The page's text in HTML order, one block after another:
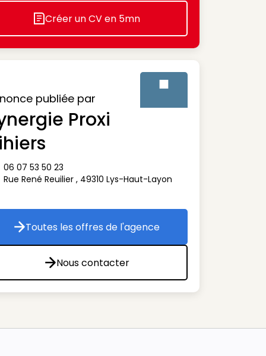
Icon decorative
Créer un CV en 5mn
publiée par
Proxi
téléphone
06 07 53 50 23
adresse
Rue René Reuilier , 49310 Lys-Haut-Layon
Toutes les offres de l'agence
Toutes les offres de l'agence
Nous contacter
Nous contacter